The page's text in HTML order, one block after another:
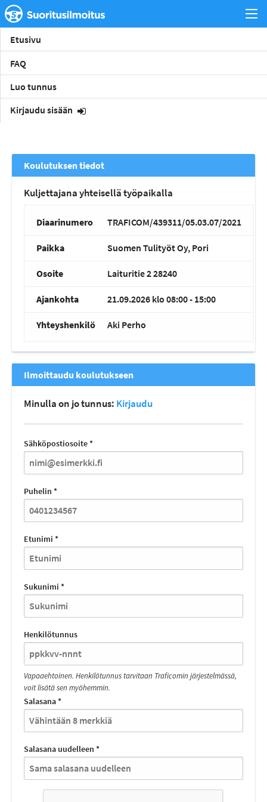
Etusivu
FAQ
Luo tunnus
Kirjaudu sisään
Koulutuksen tiedot
Kuljettajana yhteisellä työpaikalla
Diaarinumero TRAFICOM/439311/05.03.07/2021
Paikka Suomen Tulityöt Oy, Pori
Osoite Laituritie 2 28240
Ajankohta 21.09.2026 klo 08:00 - 15:00
Yhteyshenkilö Aki Perho
Ilmoittaudu koulutukseen
Minulla on jo tunnus: Kirjaudu
Sähköpostiosoite *
Puhelin *
Etunimi *
Sukunimi *
Henkilötunnus
Vapaaehtoinen. Henkilötunnus tarvitaan Traficomin järjestelmässä,
voit lisätä sen myöhemmin.
Salasana *
Salasana uudelleen *